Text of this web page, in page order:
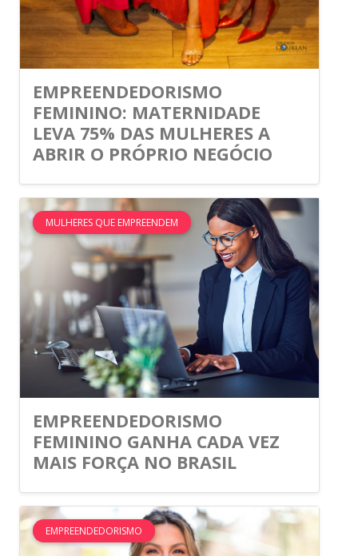
EMPREENDEDORISMO
FEMININO: MATERNIDADE
LEVA 75% DAS MULHERES A
ABRIR O PRÓPRIO NEGÓCIO
MULHERES QUE EMPREENDEM
EMPREENDEDORISMO
FEMININO GANHA CADA VEZ
MAIS FORÇA NO BRASIL
EMPREENDEDORISMO